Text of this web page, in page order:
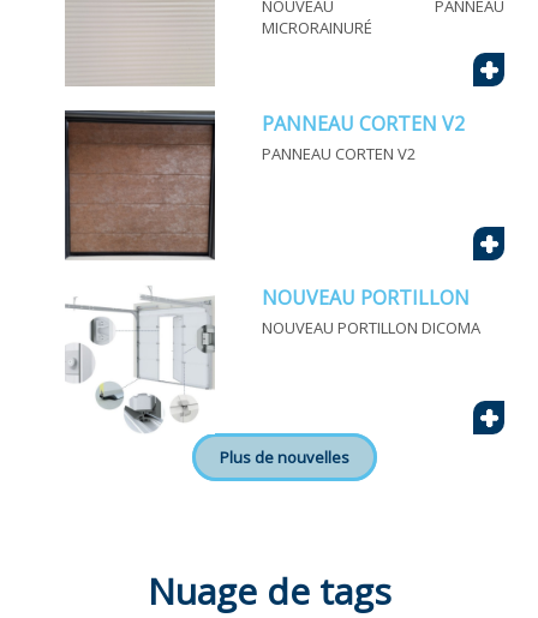
NOUVEAU PANNEAU
MICRORAINURÉ
+
PANNEAU CORTEN V2
PANNEAU CORTEN V2
+
NOUVEAU PORTILLON
NOUVEAU PORTILLON DICOMA
+
Plus de nouvelles
Nuage de tags